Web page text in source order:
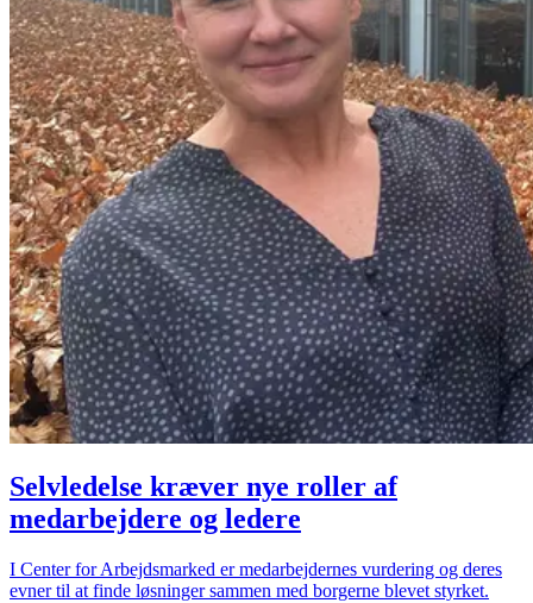
Selvledelse kræver nye roller af
medarbejdere og ledere
I Center for Arbejdsmarked er medarbejdernes vurdering og deres
evner til at finde løsninger sammen med borgerne blevet styrket.